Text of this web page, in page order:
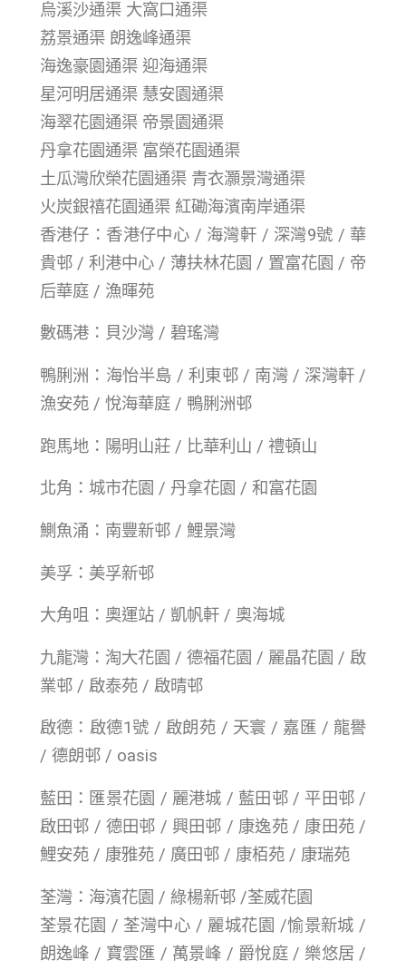
烏溪沙通渠 大窩口通渠
荔景通渠 朗逸峰通渠
海逸豪園通渠 迎海通渠
星河明居通渠 慧安園通渠
海翠花園通渠 帝景園通渠
丹拿花園通渠 富榮花園通渠
土瓜灣欣榮花園通渠 青衣灝景灣通渠
火炭銀禧花園通渠 紅磡海濱南岸通渠
香港仔：香港仔中心 / 海灣軒 / 深灣9號 / 華
貴邨 / 利港中心 / 薄扶林花園 / 置富花園 / 帝
后華庭 / 漁暉苑
數碼港：貝沙灣 / 碧瑤灣
鴨脷洲：海怡半島 / 利東邨 / 南灣 / 深灣軒 /
漁安苑 / 悅海華庭 / 鴨脷洲邨
跑馬地：陽明山莊 / 比華利山 / 禮頓山
北角：城市花園 / 丹拿花園 / 和富花園
鰂魚涌：南豐新邨 / 鯉景灣
美孚：美孚新邨
大角咀：奧運站 / 凱帆軒 / 奧海城
九龍灣：淘大花園 / 德福花園 / 麗晶花園 / 啟
業邨 / 啟泰苑 / 啟晴邨
啟德：啟德1號 / 啟朗苑 / 天寰 / 嘉匯 / 龍譽
/ 德朗邨 / oasis
藍田：匯景花園 / 麗港城 / 藍田邨 / 平田邨 /
啟田邨 / 德田邨 / 興田邨 / 康逸苑 / 康田苑 /
鯉安苑 / 康雅苑 / 廣田邨 / 康栢苑 / 康瑞苑
荃灣：海濱花園 / 綠楊新邨 /荃威花園
荃景花園 / 荃灣中心 / 麗城花園 /愉景新城 /
朗逸峰 / 寶雲匯 / 萬景峰 / 爵悅庭 / 樂悠居 /